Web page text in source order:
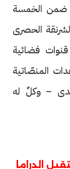
ضمن الخمسة
الحصرى
فضائية
المنصّاتية
– وكلٌ له
الدراما